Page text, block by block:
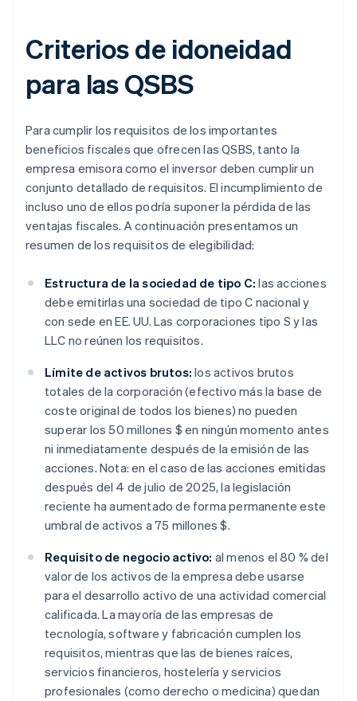
Criterios de idoneidad
para las QSBS
Para cumplir los requisitos de los importantes
beneficios fiscales que ofrecen las QSBS, tanto la
empresa emisora como el inversor deben cumplir un
conjunto detallado de requisitos. El incumplimiento de
incluso uno de ellos podría suponer la pérdida de las
ventajas fiscales. A continuación presentamos un
resumen de los requisitos de elegibilidad:
Estructura de la sociedad de tipo C: las acciones
debe emitirlas una sociedad de tipo C nacional y
con sede en EE. UU. Las corporaciones tipo S y las
LLC no reúnen los requisitos.
Límite de activos brutos: los activos brutos
totales de la corporación (efectivo más la base de
coste original de todos los bienes) no pueden
superar los 50 millones $ en ningún momento antes
ni inmediatamente después de la emisión de las
acciones. Nota: en el caso de las acciones emitidas
después del 4 de julio de 2025, la legislación
reciente ha aumentado de forma permanente este
umbral de activos a 75 millones $.
Requisito de negocio activo: al menos el 80 % del
valor de los activos de la empresa debe usarse
para el desarrollo activo de una actividad comercial
calificada. La mayoría de las empresas de
tecnología, software y fabricación cumplen los
requisitos, mientras que las de bienes raíces,
servicios financieros, hostelería y servicios
profesionales (como derecho o medicina) quedan